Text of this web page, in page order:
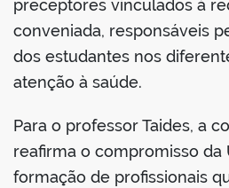
preceptores vinculados à
conveniada, responsáveis
dos estudantes nos
atenção à saúde.
Para o professor Taides, a
reafirma o compromisso da
formação de profissionais